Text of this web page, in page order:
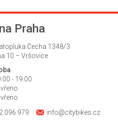
Praha
Čecha 1348/3
10 – Vršovice
- 19:00
096 979
info@citybikes.cz